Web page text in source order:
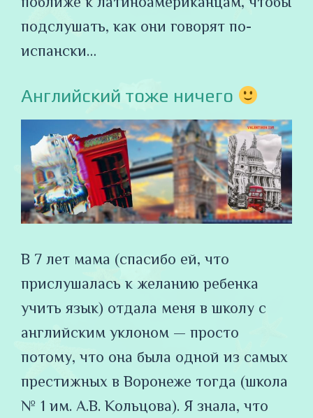
подслушать, как они говорят по-
испански…
Английский тоже ничего
В 7 лет мама (спасибо ей, что
прислушалась к желанию ребенка
учить язык) отдала меня в школу с
английским уклоном — просто
потому, что она была одной из самых
престижных в Воронеже тогда (школа
№ 1 им. А.В. Кольцова). Я знала, что